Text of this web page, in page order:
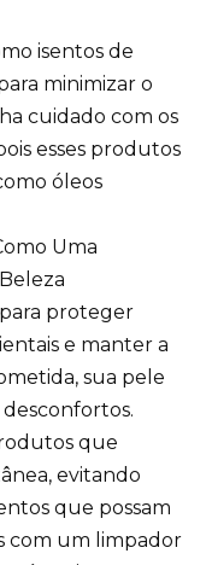
isentos de
minimizar o
cuidado com os
esses produtos
óleos
Uma
proteger
e manter a
sua pele
que
evitando
que possam
com um limpador